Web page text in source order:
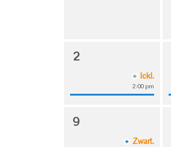
2
Ickl.
2:00 pm
9
Zwart.